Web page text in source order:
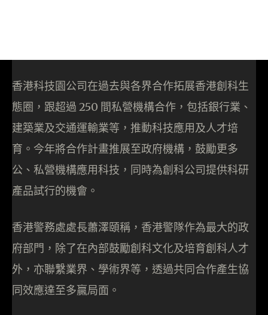
香港科技園公司在過去與各界合作拓展香港創科生
態圈，跟超過 250 間私營機構合作，包括銀行業、
建築業及交通運輸業等，推動科技應用及人才培
育。今年將合作計畫推展至政府機構，鼓勵更多
公、私營機構應用科技，同時為創科公司提供科研
產品試行的機會。
香港警務處處長蕭澤頤稱，香港警隊作為最大的政
府部門，除了在內部鼓勵創科文化及培育創科人才
外，亦聯繫業界、學術界等，透過共同合作產生協
同效應達至多贏局面。